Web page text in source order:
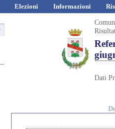
Elezioni Informazioni
Dati